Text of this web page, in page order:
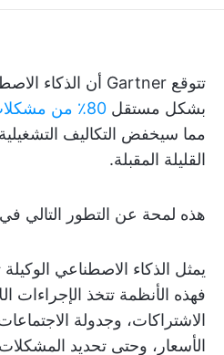
تتوقع Gartner أن الذكاء الاصطناعي الوكالي
بشكل مستقل 80٪ من مشكلات خدمة العملاء الشائعة
مما سيخفض التكاليف
القليلة المقبلة.
هذه لمحة عن التطور التالي
يمثل الذكاء الاصطناعي الوكيلة
فهذه الأنظمة تتخذ الإجراءات
الاشتراكات، وجدولة
الأسعار، وحتى تحديد